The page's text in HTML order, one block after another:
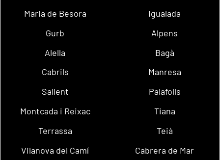
Maria de Besora
Igualada
Gurb
Alpens
Alella
Bagà
Cabrils
Manresa
Sallent
Palafolls
Montcada i Reixac
Tiana
Terrassa
Teià
Vilanova del Camí
Cabrera de Mar